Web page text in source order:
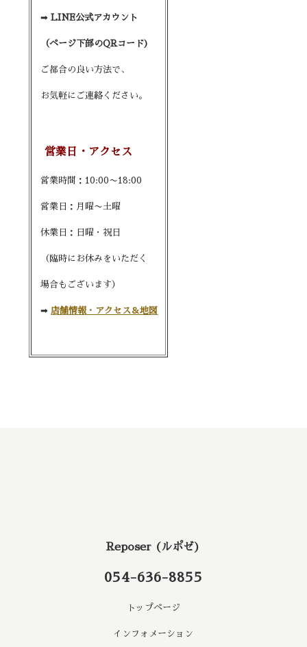
➡︎LINE公式アカウント
（ページ下部のQRコード)
ご都合の良い方法で、
お気軽にご連絡ください。
営業日・アクセス
営業時間：10:00〜18:00
営業日：月曜〜土曜
休業日：日曜・祝日
（臨時にお休みをいただく
場合もございます）
➡︎ 店舗情報・アクセス＆地図
Reposer (ルポゼ)
054-636-8855
トップページ
インフォメーション